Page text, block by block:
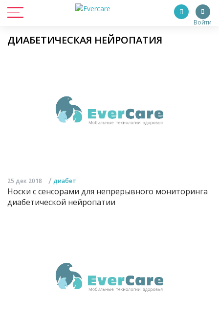
Войти
ДИАБЕТИЧЕСКАЯ НЕЙРОПАТИЯ
25 дек 2018 / диабет
Носки с сенсорами для непрерывного мониторинга
диабетической нейропатии